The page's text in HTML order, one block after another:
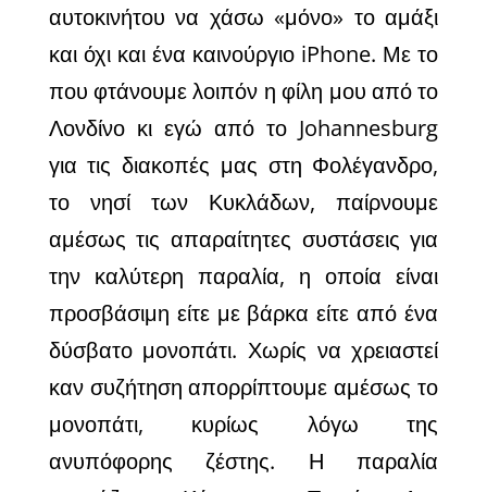
αυτοκινήτου να χάσω «μόνο» το αμάξι
και όχι και ένα καινούργιο iPhone. Με το
που φτάνουμε λοιπόν η φίλη μου από το
Λονδίνο κι εγώ από το Johannesburg
για τις διακοπές μας στη Φολέγανδρο,
το νησί των Κυκλάδων, παίρνουμε
αμέσως τις απαραίτητες συστάσεις για
την καλύτερη παραλία, η οποία είναι
προσβάσιμη είτε με βάρκα είτε από ένα
δύσβατο μονοπάτι. Χωρίς να χρειαστεί
καν συζήτηση απορρίπτουμε αμέσως το
μονοπάτι, κυρίως λόγω της
ανυπόφορης ζέστης. Η παραλία